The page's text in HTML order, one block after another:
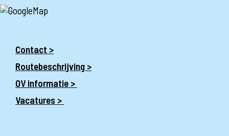
Contact >
Routebeschrijving >
OV informatie >
Vacatures >